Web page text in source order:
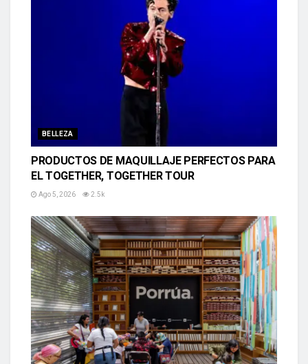
BELLEZA
PRODUCTOS DE MAQUILLAJE PERFECTOS PARA
EL TOGETHER, TOGETHER TOUR
Ago 5, 2026 2.5k